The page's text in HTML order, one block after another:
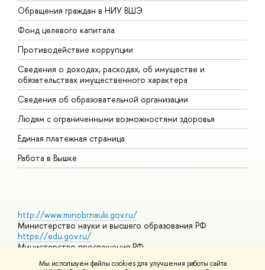
Мы используем файлы cookies для улучшения работы сайта
Обращения граждан в НИУ ВШЭ
Фонд целевого капитала
Противодействие коррупции
Сведения о доходах, расходах, об имуществе и
обязательствах имущественного характера
Сведения об образовательной организации
Людям с ограниченными возможностями здоровья
Единая платежная страница
Работа в Вышке
http://www.minobrnauki.gov.ru/
Министерство науки и высшего образования РФ
https://edu.gov.ru/
Министерство просвещения РФ
https://elearning.hse.ru/mooc